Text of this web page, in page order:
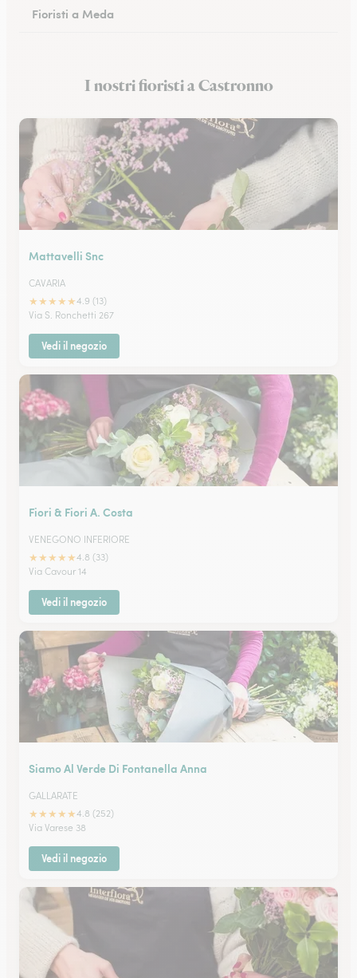
Fioristi a Meda
Fioristi a MonzaI nostri fioristi a Castronno
Mattavelli Snc
CAVARIA
★★★★★4.9 (13)
Via S. Ronchetti 267
Vedi il negozio
Fiori & Fiori A. Costa
VENEGONO INFERIORE
★★★★★4.8 (33)
Via Cavour 14
Vedi il negozio
Siamo Al Verde Di Fontanella Anna
GALLARATE
★★★★★4.8 (252)
Via Varese 38
Vedi il negozio